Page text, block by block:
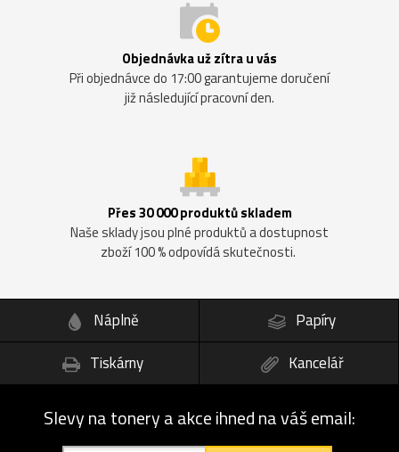
Objednávka už zítra u vás
Při objednávce do 17:00 garantujeme doručení
již následující pracovní den.
Přes 30 000 produktů skladem
Naše sklady jsou plné produktů a dostupnost
zboží 100 % odpovídá skutečnosti.
Náplně
Papíry
Tiskárny
Kancelář
Slevy na tonery a akce ihned na váš email: